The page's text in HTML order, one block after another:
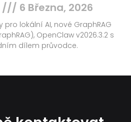
6 Března, 2026
lokální AI, nové GraphRAG
OpenClaw v2026.3.2 s
dílem průvodce.